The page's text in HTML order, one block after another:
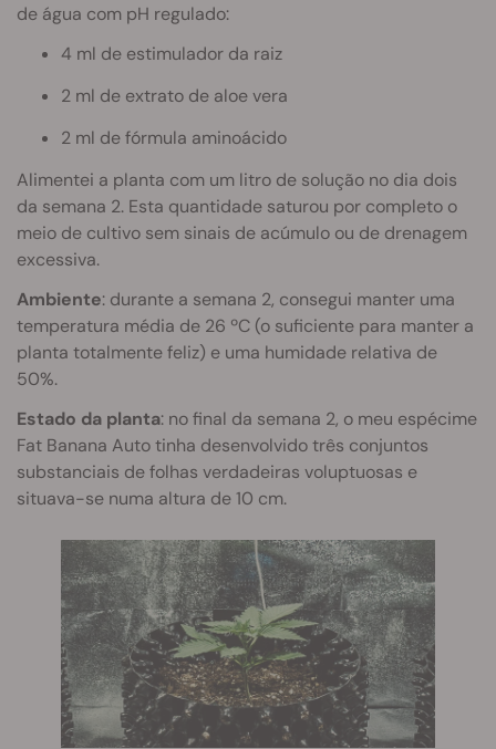
de água com pH regulado:
4 ml de estimulador da raiz
2 ml de extrato de aloe vera
2 ml de fórmula aminoácido
Alimentei a planta com um litro de solução no dia dois
da semana 2. Esta quantidade saturou por completo o
meio de cultivo sem sinais de acúmulo ou de drenagem
excessiva.
Ambiente: durante a semana 2, consegui manter uma
temperatura média de 26 ºC (o suficiente para manter a
planta totalmente feliz) e uma humidade relativa de
50%.
Estado da planta: no final da semana 2, o meu espécime
Fat Banana Auto tinha desenvolvido três conjuntos
substanciais de folhas verdadeiras voluptuosas e
situava-se numa altura de 10 cm.